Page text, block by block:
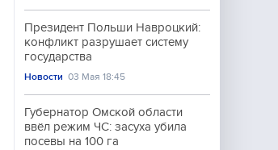
Президент Польши Навроцкий:
конфликт разрушает систему
государства
Новости 03 Мая 18:45
Губернатор Омской области
ввёл режим ЧС: засуха убила
посевы на 100 га